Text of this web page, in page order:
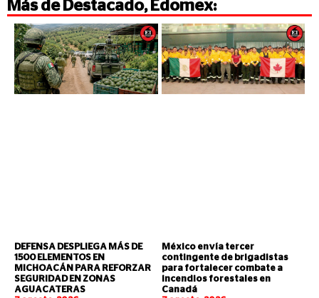
Más de Destacado, Edomex:
DEFENSA DESPLIEGA MÁS DE
1500 ELEMENTOS EN
MICHOACÁN PARA REFORZAR
SEGURIDAD EN ZONAS
AGUACATERAS
México envía tercer
contingente de brigadistas
para fortalecer combate a
incendios forestales en
Canadá